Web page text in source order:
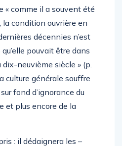
ultime de La fin de
« comme il a souvent été
la condition ouvrière en
décennies n’est
pouvait être dans
neuvième siècle » (p.
culture générale souffre
fond d’ignorance du
plus encore de la